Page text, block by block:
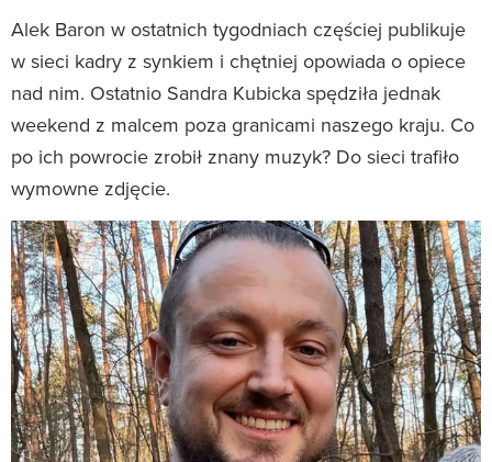
Alek Baron w ostatnich tygodniach częściej publikuje
w sieci kadry z synkiem i chętniej opowiada o opiece
nad nim. Ostatnio Sandra Kubicka spędziła jednak
weekend z malcem poza granicami naszego kraju. Co
po ich powrocie zrobił znany muzyk? Do sieci trafiło
wymowne zdjęcie.